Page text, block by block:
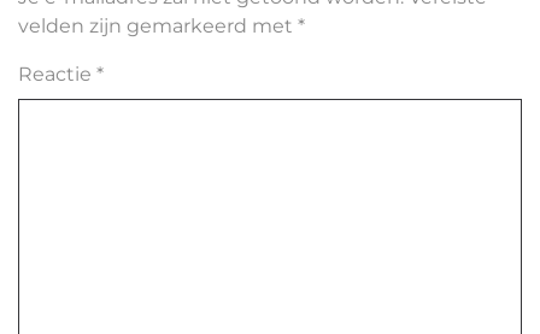
velden zijn gemarkeerd met *
Reactie *